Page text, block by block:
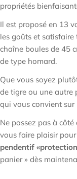
propriétés
Il est proposé en 13
les goûts et satisfaire
chaîne boules de 45
de type homard.
Que vous soyez
de tigre ou une autre
qui vous convient sur
Ne passez pas à
vous faire plaisir
pendentif
panier » dès